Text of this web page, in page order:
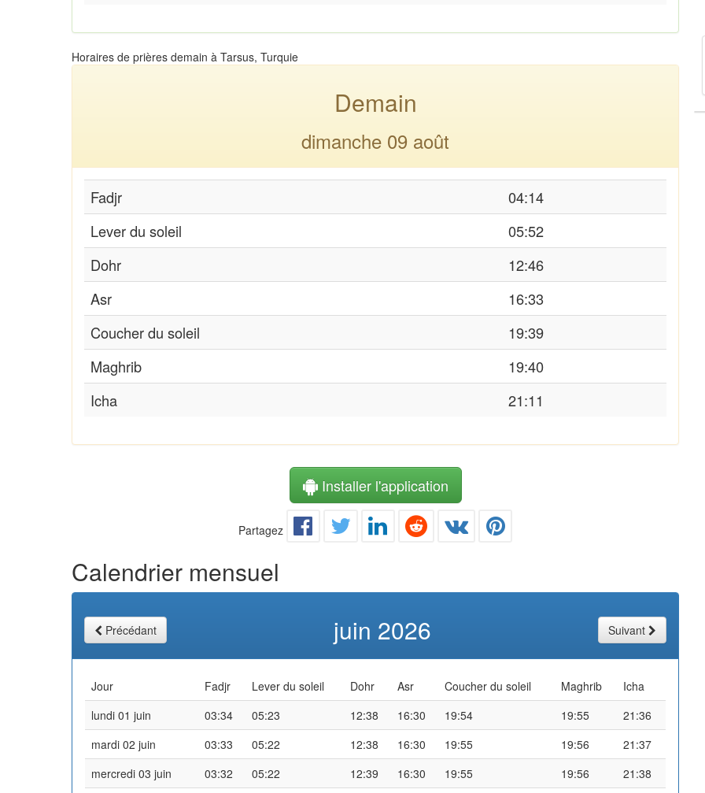
Horaires de prières demain à Tarsus, Turquie
Demain
dimanche 09 août
Fadjr
04:14
Lever du soleil
05:52
Dohr
12:46
Asr
16:33
Coucher du soleil
19:39
Maghrib
19:40
Icha
21:11
Installer l'application
Partagez
Calendrier mensuel
Précédant juin 2026 Suivant
Jour Fadjr Lever du soleil Dohr Asr Coucher du soleil Maghrib
Icha
lundi 01 juin
03:34 05:23 12:38 16:30 19:54 19:55
21:36
mardi 02 juin
03:33 05:22 12:38 16:30 19:55 19:56
21:37
mercredi 03 juin
03:32 05:22 12:39 16:30 19:55 19:56
21:38